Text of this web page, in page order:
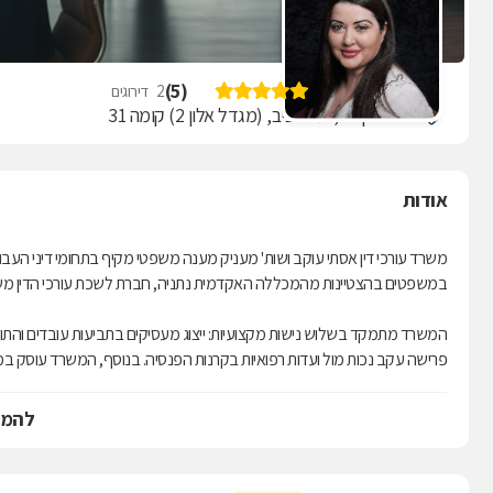
עו"ד אסתי עוקב (
5
)
2 דירוגים
יגאל אלון 94, תל אביב, (מגדל אלון 2) קומה 31
אודות
משרד עורכי דין אסתי עוקב ושות' מעניק מענה משפטי מקיף בתחומי דיני
במשפטים בהצטיינות מהמכללה האקדמית נתניה, חברת לשכת עורכי הדין משנת
המשרד מתמקד בשלוש נישות מקצועיות: ייצוג מעסיקים בתביעות עובדים
פרישה עקב נכות מול ועדות רפואיות בקרנות הפנסיה. בנוסף, המשרד עוסק
הניסיון העשיר שנצבר בטיפול במאות תיקים, יחד עם גישה יסודית וחשיבה
הערכאות המשפטיות, מבתי הדין האזוריים לעבודה ועד לבית המשפט
צוות המשרד זמין לייעוץ ראשוני ולבחינת האפשרויות העומדות בפניכם